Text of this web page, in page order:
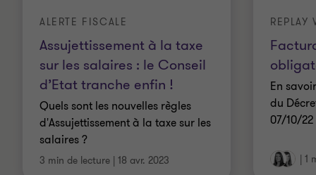
Assujettissement à la taxe
sur les salaires : le Conseil
d’Etat tranche enfin !
ALERTE FISCALE
Quels sont les nouvelles règles
d'Assujettissement à la taxe sur les
salaires ?
3 min de lecture 18 avr. 2023
REPLAY
En
du
07/10/
1